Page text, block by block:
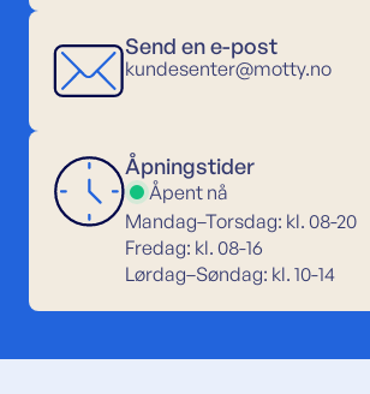
Send en e-post
kundesenter@motty.no
Åpningstider
Åpent nå
Mandag–Torsdag: kl. 08-20
Fredag: kl. 08-16
Lørdag–Søndag: kl. 10-14